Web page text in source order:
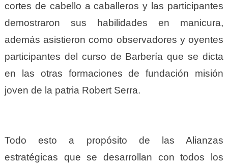
cortes de cabello a caballeros y las participantes
demostraron sus habilidades en manicura,
además asistieron como observadores y oyentes
participantes del curso de Barbería que se dicta
en las otras formaciones de fundación misión
joven de la patria Robert Serra.
Todo esto a propósito de las Alianzas
estratégicas que se desarrollan con todos los